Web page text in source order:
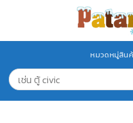
หมวดหมู่สิน